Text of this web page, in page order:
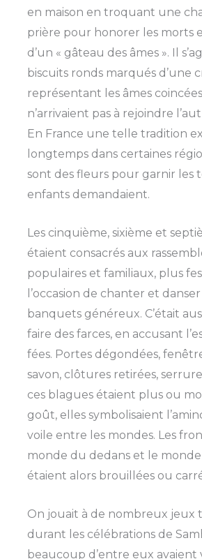
en maison en troquant une
prière pour honorer les morts
d’un « gâteau des âmes ». Il
biscuits ronds marqués d’une
représentant les âmes
n’arrivaient pas à rejoindre
En France une telle tradition
longtemps dans certaines
sont des fleurs pour garnir les
enfants demandaient.
Les cinquième, sixième et
étaient consacrés aux
populaires et familiaux, plus
l’occasion de chanter et
banquets généreux. C’était
faire des farces, en accusant
fées. Portes dégondées,
savon, clôtures retirées,
ces blagues étaient plus ou
goût, elles symbolisaient
voile entre les mondes. Les
monde du dedans et le
étaient alors brouillées ou
On jouait à de nombreux jeux
durant les célébrations de
beaucoup d’entre eux avaient